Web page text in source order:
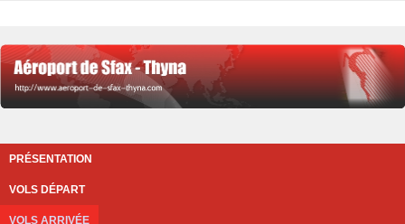
PRÉSENTATION
VOLS DÉPART
VOLS ARRIVÉE